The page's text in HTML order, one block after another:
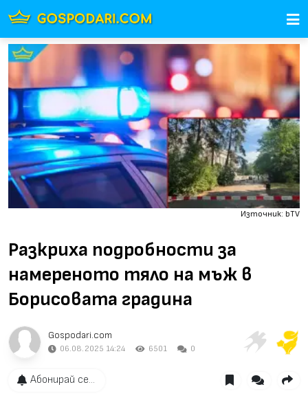
Източник: bTV
Разкриха подробности за
намереното тяло на мъж в
Борисовата градина
Gospodari.com
06.08.2025 14:24 6501 0
Абонирай се...